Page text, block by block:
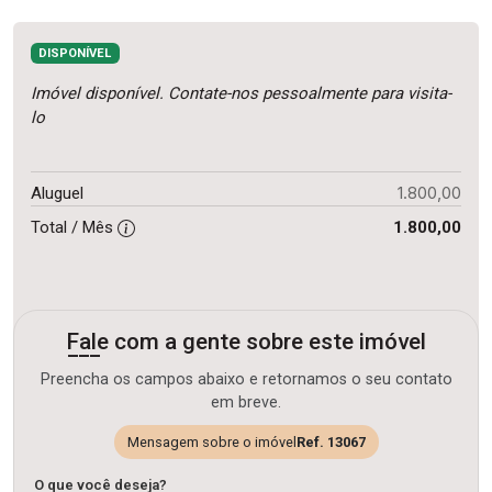
DISPONÍVEL
Imóvel disponível. Contate-nos pessoalmente para visita-
lo
Aluguel 1.800,00
Total / Mês 1.800,00
Fale com a gente sobre este imóvel
Preencha os campos abaixo e retornamos o seu contato
em breve.
Mensagem sobre o imóvel Ref. 13067
O que você deseja?